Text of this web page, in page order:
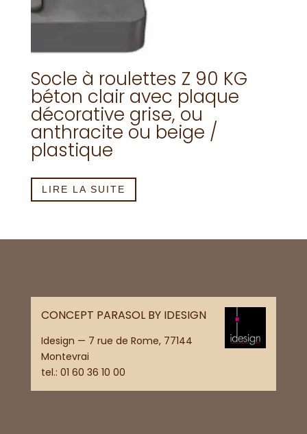
Socle à roulettes Z 90 KG
béton clair avec plaque
décorative grise, ou
anthracite ou beige /
plastique
LIRE LA SUITE
CONCEPT PARASOL BY IDESIGN
Idesign — 7 rue de Rome, 77144
Montevrai
tel.: 01 60 36 10 00